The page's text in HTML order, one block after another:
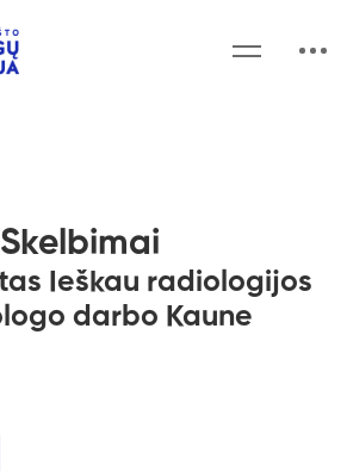
Skelbimai
Ieškau radiologijos
darbo Kaune